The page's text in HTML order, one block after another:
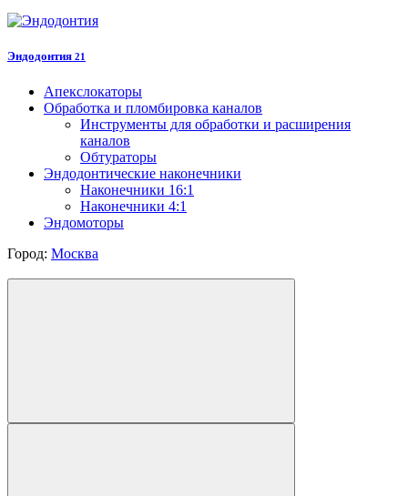
Эндодонтия 21
Апекслокаторы
Обработка и пломбировка каналов
Инструменты для обработки и расширения
каналов
Обтураторы
Эндодонтические наконечники
Наконечники 16:1
Наконечники 4:1
Эндомоторы
Город: Москва